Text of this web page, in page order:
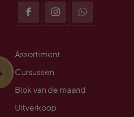
Assortiment
Cursussen
Blok van de maand
Uitverkoop